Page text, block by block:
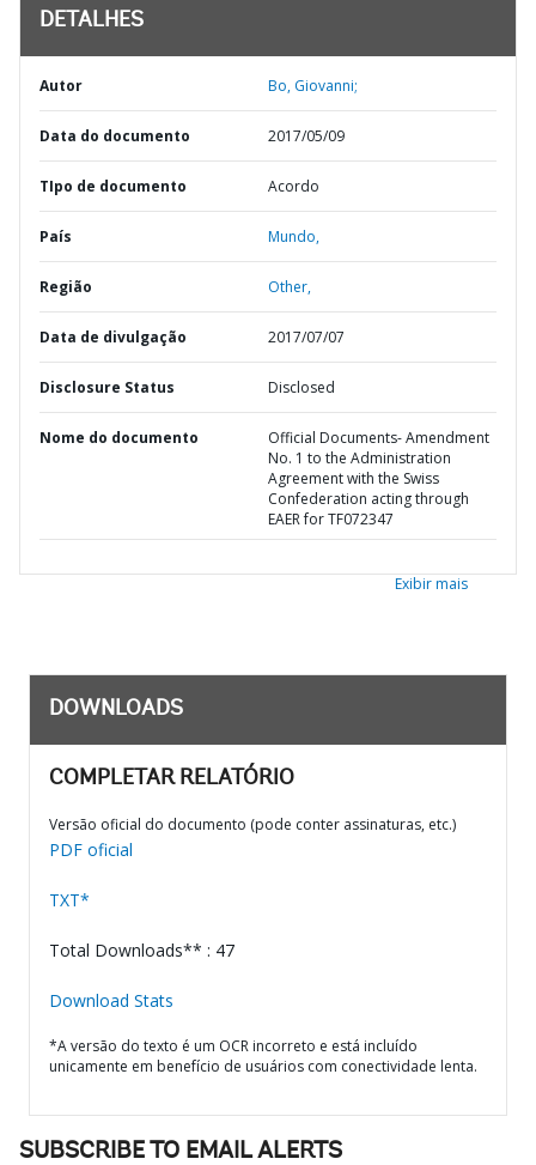
DETALHES
Autor Bo, Giovanni;
Data do documento 2017/05/09
TIpo de documento Acordo
País Mundo,
Região Other,
Data de divulgação 2017/07/07
Disclosure Status Disclosed
Nome do documento
Official Documents- Amendment
No. 1 to the Administration
Agreement with the Swiss
Confederation acting through
EAER for TF072347
Exibir mais
DOWNLOADS
COMPLETAR RELATÓRIO
Versão oficial do documento (pode conter assinaturas, etc.)
PDF oficial
TXT*
Total Downloads** : 47
Download Stats
*A versão do texto é um OCR incorreto e está incluído
unicamente em benefício de usuários com conectividade lenta.
SUBSCRIBE TO EMAIL ALERTS